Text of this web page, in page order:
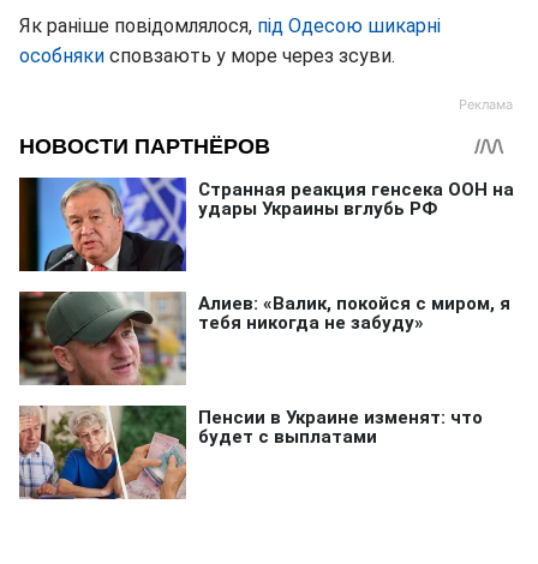
Як раніше повідомлялося, під Одесою шикарні
особняки сповзають у море через зсуви.